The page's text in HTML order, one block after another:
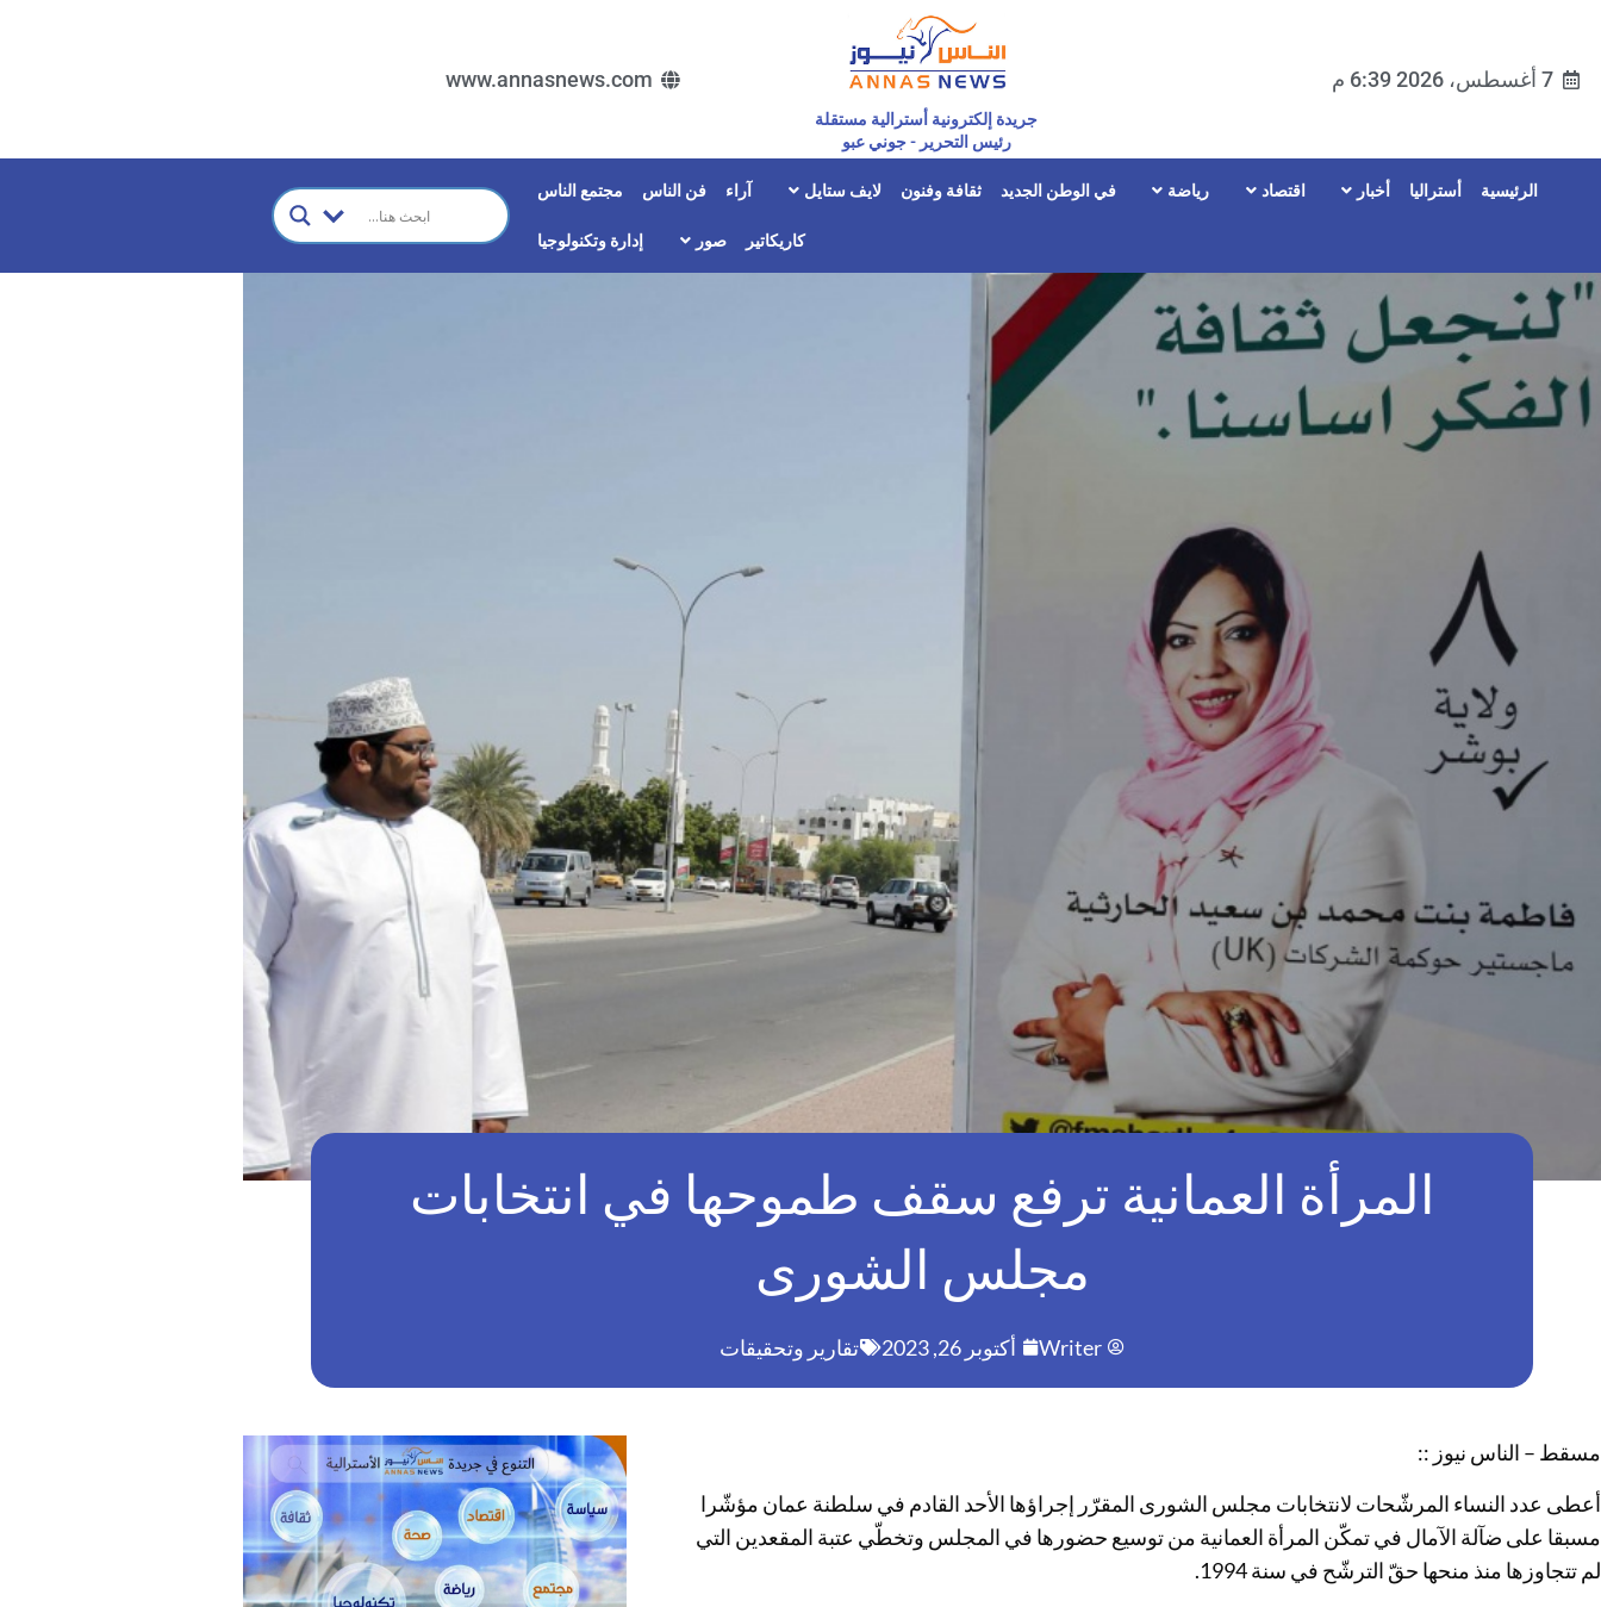
7 أغسطس، 2026 6:39 م
جريدة إلكترونية أسترالية مستقلة
رئيس التحرير - جوني عبو
www.annasnews.com
الرئيسية أستراليا أخبار اقتصاد رياضة في الوطن الجديد ثقافة وفنون لايف ستايل آراء فن الناس مجتمع الناس
كاريكاتير صور إدارة وتكنولوجيا
المرأة العمانية ترفع سقف طموحها في انتخابات
مجلس الشورى
Writer أكتوبر 26, 2023 تقارير وتحقيقات
مسقط – الناس نيوز ::
أعطى عدد النساء المرشّحات لانتخابات مجلس الشورى المقرّر إجراؤها الأحد القادم في سلطنة عمان مؤشّرا
مسبقا على ضآلة الآمال في تمكّن المرأة العمانية من توسيع حضورها في المجلس وتخطّي عتبة المقعدين التي
لم تتجاوزها منذ منحها حقّ الترشّح في سنة 1994.